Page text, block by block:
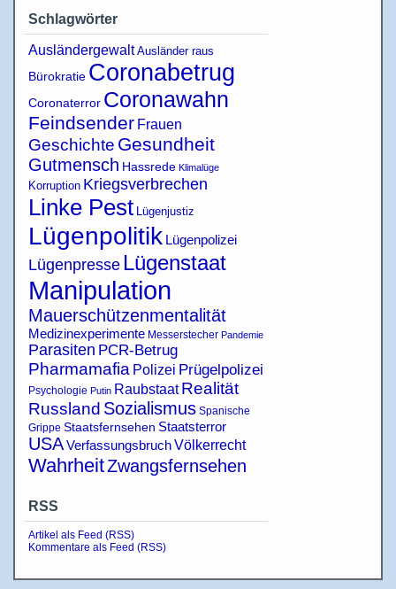
Schlagwörter
Ausländergewalt Ausländer raus
Bürokratie Coronabetrug
Coronaterror Coronawahn
Feindsender Frauen
Geschichte Gesundheit
Gutmensch Hassrede Klimalüge
Korruption Kriegsverbrechen
Linke Pest Lügenjustiz
Lügenpolitik Lügenpolizei
Lügenpresse Lügenstaat
Manipulation
Mauerschützenmentalität
Medizinexperimente Messerstecher Pandemie
Parasiten PCR-Betrug
Pharmamafia Polizei Prügelpolizei
Psychologie Putin Raubstaat Realität
Russland Sozialismus Spanische
Grippe Staatsfernsehen Staatsterror
USAVerfassungsbruchVölkerrecht
WahrheitZwangsfernsehen
RSS
Artikel als Feed (RSS)
Kommentare als Feed (RSS)